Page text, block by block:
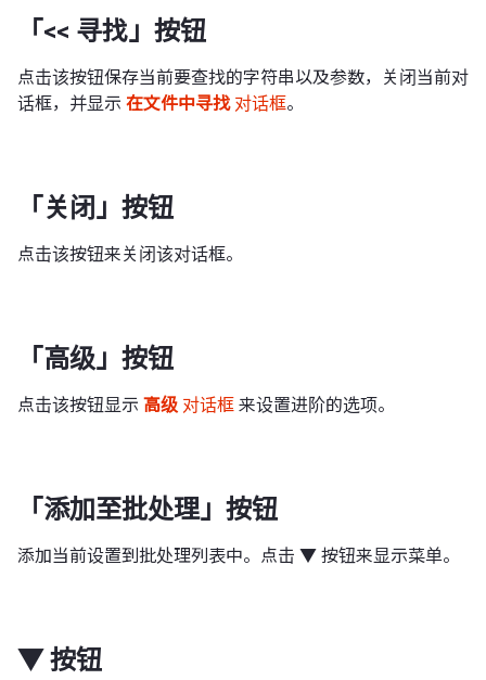
「<< 寻找」按钮
点击该按钮保存当前要查找的字符串以及参数，关闭当前对
话框，并显示 在文件中寻找对话框。
「关闭」按钮
点击该按钮来关闭该对话框。
「高级」按钮
点击该按钮显示 高级 对话框 来设置进阶的选项。
「添加至批处理」按钮
添加当前设置到批处理列表中。点击 ▼ 按钮来显示菜单。
▼ 按钮